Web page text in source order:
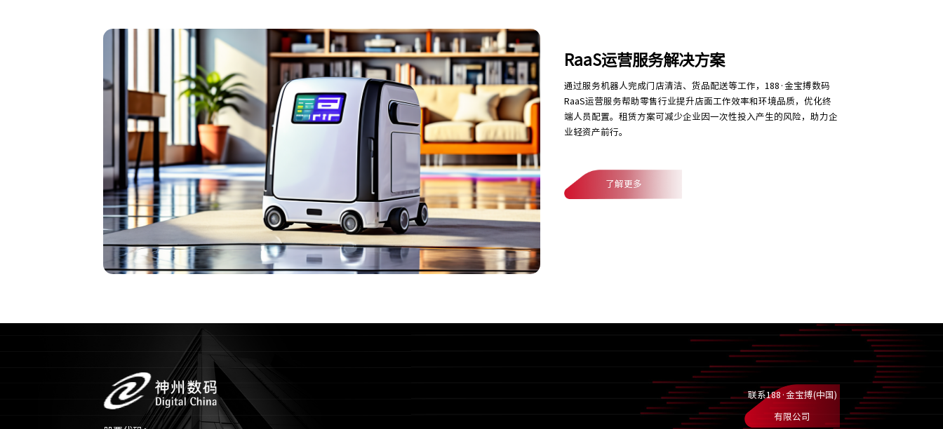
RaaS运营服务解决方案
通过服务机器人完成门店清洁、货品配送等工作，188·金宝搏数码
RaaS运营服务帮助零售行业提升店面工作效率和环境品质，优化终
端人员配置。租赁方案可减少企业因一次性投入产生的风险，助力企
业轻资产前行。
了解更多
联系188·金宝搏(中国)
有限公司